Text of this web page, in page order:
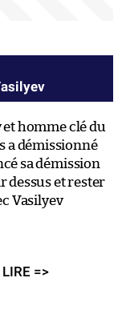
et homme clé du
a démissionné
sa démission
dessus et rester
Vasilyev
=>